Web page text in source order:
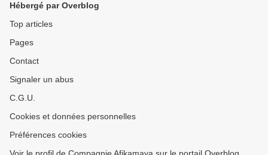
Hébergé par Overblog
Top articles
Pages
Contact
Signaler un abus
C.G.U.
Cookies et données personnelles
Préférences cookies